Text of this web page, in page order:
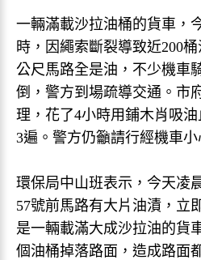
一輛滿載沙拉油桶的貨車，
時，因繩索斷裂導致近200
公尺馬路全是油，不少機車
倒，警方到場疏導交通。市
理，花了4小時用鋪木肖吸
3遍。警方仍籲請行經機車小
環保局中山班表示，今天凌
57號前馬路有大片油漬，立
是一輛載滿大成沙拉油的貨
個油桶掉落路面，造成路面